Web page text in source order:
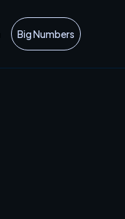
Big Numbers